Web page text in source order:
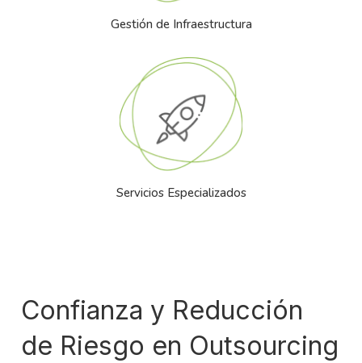
Gestión de Infraestructura
Servicios Especializados
Confianza y Reducción
de Riesgo en Outsourcing